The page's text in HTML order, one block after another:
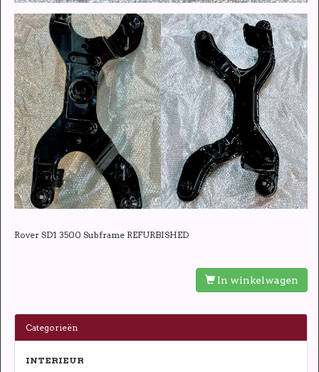
Rover SD1 3500 Subframe REFURBISHED
In winkelwagen
Categorieën
INTERIEUR